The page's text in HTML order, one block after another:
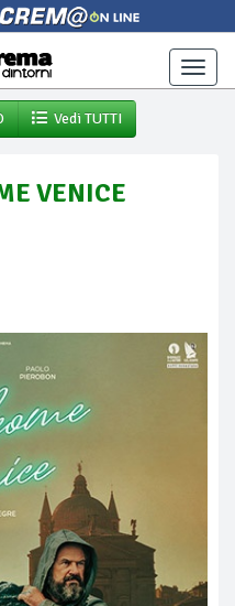
Toggle
Vedi TUTTI
VENICE